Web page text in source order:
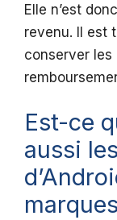
Elle n’est
revenu. Il est
conserver les
Est-ce
aussi